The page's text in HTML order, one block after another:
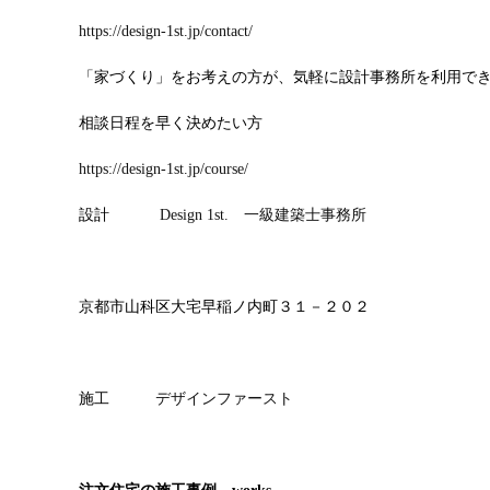
https://design-1st.jp/contact/
「家づくり」をお考えの方が、気軽に設計事務所を利用で
相談日程を早く決めたい方
https://design-1st.jp/course/
設計 Design 1 st . 一級建築士事務所
京都市山科区大宅早稲ノ内町３１－２０２
施工 デザインファースト